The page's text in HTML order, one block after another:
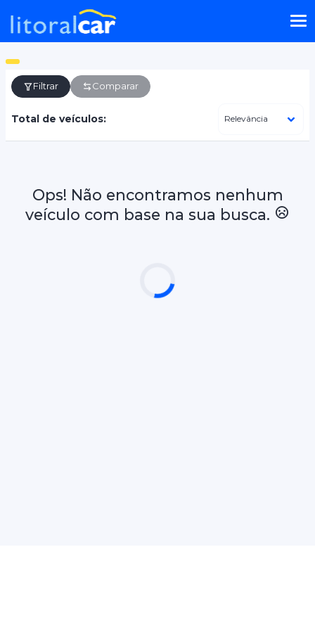
Filtrar Comparar
Total de veículos:
Ops! Não encontramos nenhum
veículo com base na sua busca.